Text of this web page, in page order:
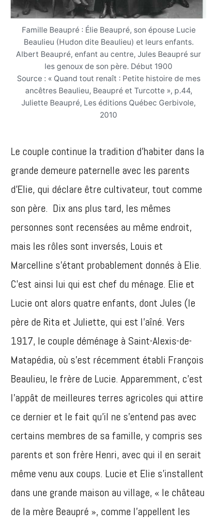
Famille Beaupré : Élie Beaupré, son épouse Lucie
Beaulieu (Hudon dite Beaulieu) et leurs enfants.
Albert Beaupré, enfant au centre, Jules Beaupré sur
les genoux de son père. Début 1900
Source : « Quand tout renaît : Petite histoire de mes
ancêtres Beaulieu, Beaupré et Turcotte », p.44,
Juliette Beaupré, Les éditions Québec Gerbivole,
2010
Le couple continue la tradition d’habiter dans la
grande demeure paternelle avec les parents
d’Elie, qui déclare être cultivateur, tout comme
son père. Dix ans plus tard, les mêmes
personnes sont recensées au même endroit,
mais les rôles sont inversés, Louis et
Marcelline s’étant probablement donnés à Elie.
C’est ainsi lui qui est chef du ménage. Elie et
Lucie ont alors quatre enfants, dont Jules (le
père de Rita et Juliette, qui est l’aîné. Vers
1917, le couple déménage à Saint-Alexis-de-
Matapédia, où s’est récemment établi François
Beaulieu, le frère de Lucie. Apparemment, c’est
l’appât de meilleures terres agricoles qui attire
ce dernier et le fait qu’il ne s’entend pas avec
certains membres de sa famille, y compris ses
parents et son frère Henri, avec qui il en serait
même venu aux coups. Lucie et Elie s’installent
dans une grande maison au village, « le château
de la mère Beaupré », comme l’appellent les